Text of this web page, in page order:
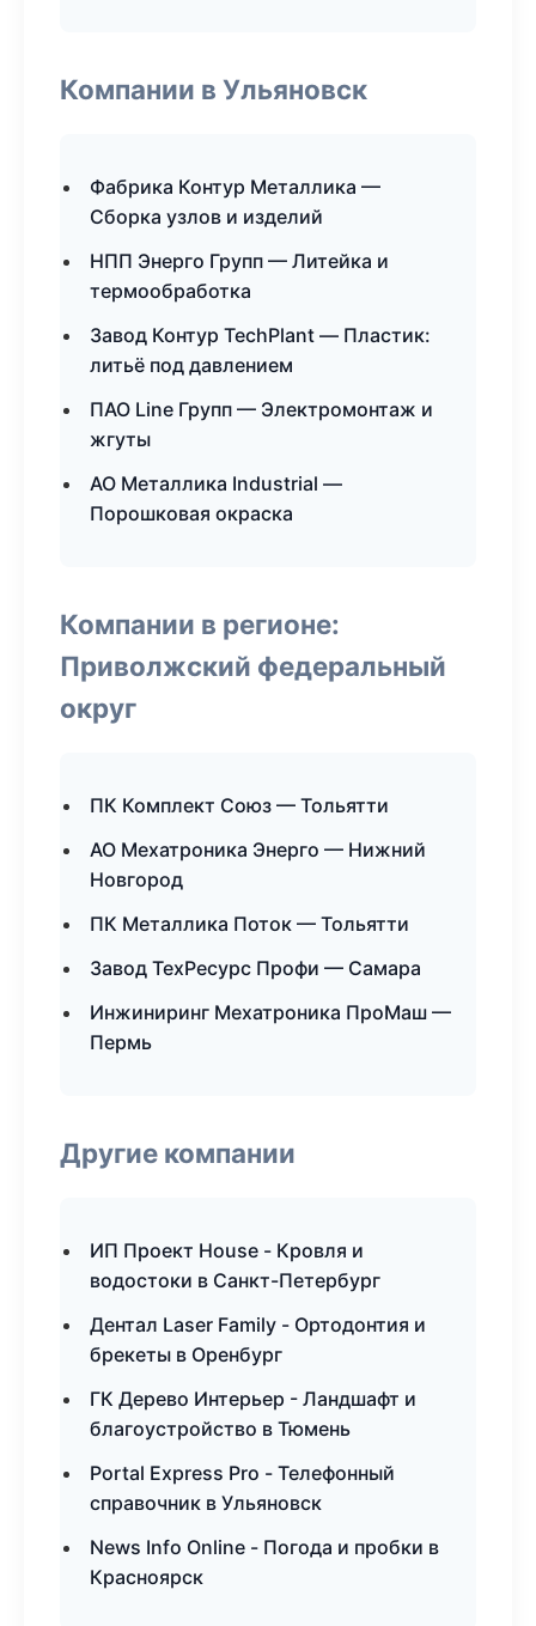
Компании в Ульяновск
Фабрика Контур Металлика —
Сборка узлов и изделий
НПП Энерго Групп — Литейка и
термообработка
Завод Контур TechPlant — Пластик:
литьё под давлением
ПАО Line Групп — Электромонтаж и
жгуты
АО Металлика Industrial —
Порошковая окраска
Компании в регионе:
Приволжский федеральный
округ
ПК Комплект Союз — Тольятти
АО Мехатроника Энерго — Нижний
Новгород
ПК Металлика Поток — Тольятти
Завод ТехРесурс Профи — Самара
Инжиниринг Мехатроника ПроМаш —
Пермь
Другие компании
ИП Проект House - Кровля и
водостоки в Санкт-Петербург
Дентал Laser Family - Ортодонтия и
брекеты в Оренбург
ГК Дерево Интерьер - Ландшафт и
благоустройство в Тюмень
Portal Express Pro - Телефонный
справочник в Ульяновск
News Info Online - Погода и пробки в
Красноярск